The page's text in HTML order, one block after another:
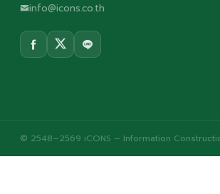
info@icons.co.th
© 2548–2569 iCONS – Information